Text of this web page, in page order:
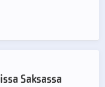
Saksassa